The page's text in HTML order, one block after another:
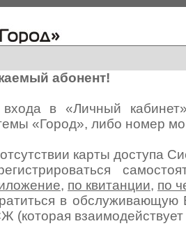
абонент!
в «Личный
«Город», либо номер
карты доступа
, по квитанции, по
в
(которая